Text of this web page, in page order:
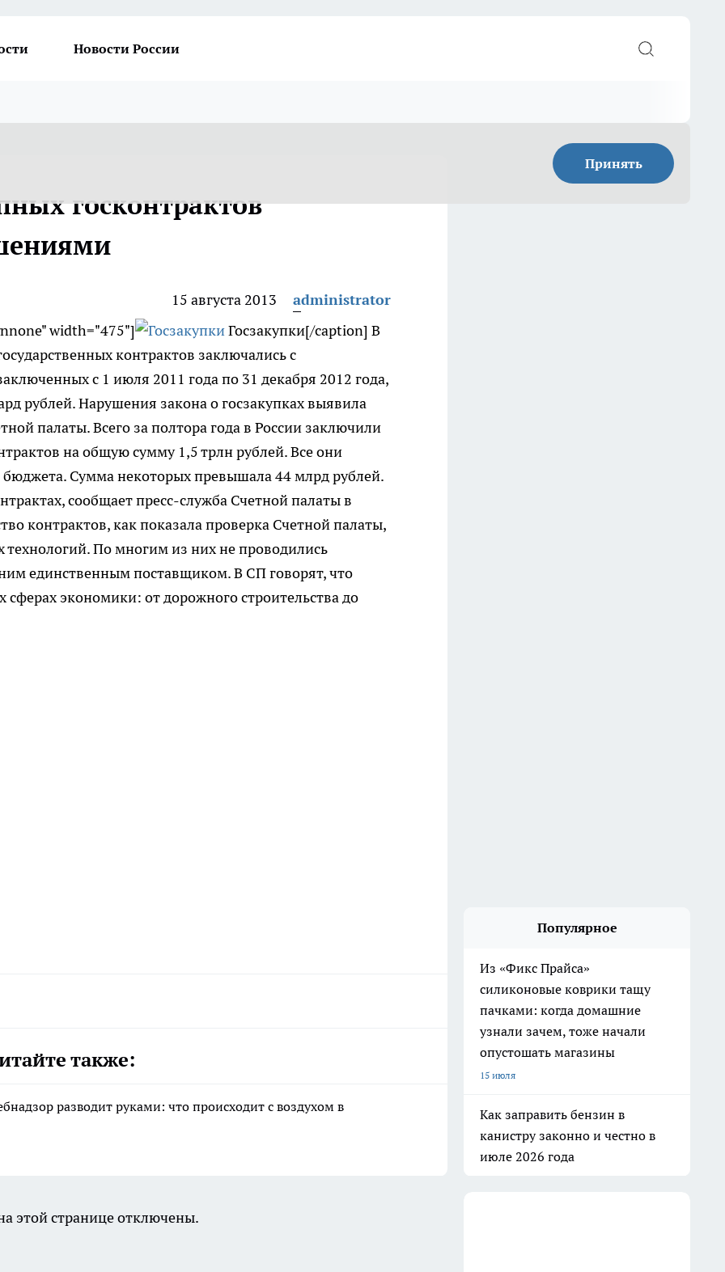
Новости России
Принять
госконтрактов
15 августа 2013
administrator
width="475"]
Госзакупки[/caption] В
контрактов заключались с
с 1 июля 2011 года по 31 декабря 2012 года,
рублей. Нарушения закона о госзакупках выявила
палаты. Всего за полтора года в России заключили
на общую сумму 1,5 трлн рублей. Все они
бюджета. Сумма некоторых превышала 44 млрд рублей.
сообщает пресс-служба Счетной палаты в
контрактов, как показала проверка Счетной палаты,
технологий. По многим из них не проводились
единственным поставщиком. В СП говорят, что
сферах экономики: от дорожного строительства до
также:
разводит руками: что происходит с воздухом в
Популярное
Из «Фикс Прайса»
силиконовые коврики тащу
пачками: когда домашние
узнали зачем, тоже начали
опустошать магазины
15 июля
Как заправить бензин в
канистру законно и честно в
июле 2026 года
этой странице отключены.